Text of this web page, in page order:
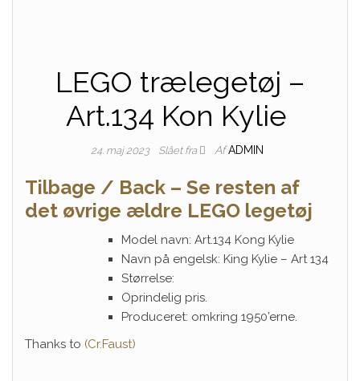
LEGO trælegetøj –
Art.134 Kon Kylie
24. maj 2023 Slået fra Af ADMIN
Tilbage / Back – Se resten af
det øvrige ældre LEGO legetøj
Model navn: Art.134 Kong Kylie
Navn på engelsk: King Kylie – Art 134
Størrelse:
Oprindelig pris.
Produceret: omkring 1950’erne.
Thanks to (Cr.Faust)